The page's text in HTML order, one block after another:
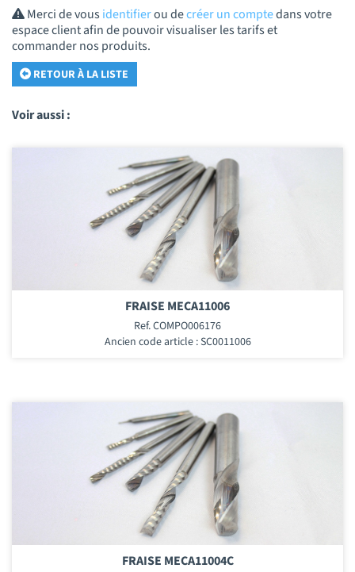
Merci de vousidentifierou decréer un comptedans votre
espace client afin de pouvoir visualiser les tarifs et
commander nos produits.
RETOUR À LA LISTE
Voir aussi :
FRAISE MECA11006
Ref. COMPO006176
Ancien code article : SC0011006
FRAISE MECA11004C